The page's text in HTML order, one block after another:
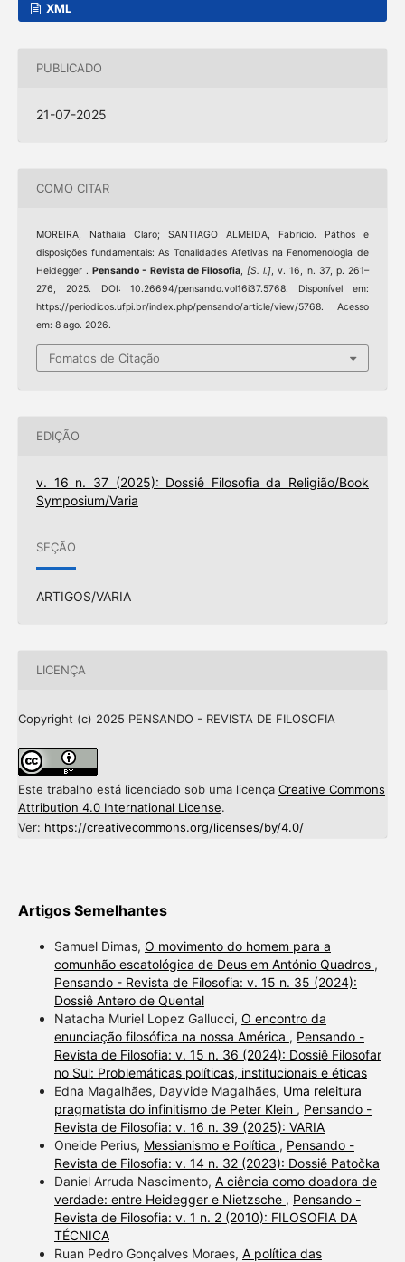
XML
PUBLICADO
21-07-2025
COMO CITAR
MOREIRA, Nathalia Claro; SANTIAGO ALMEIDA, Fabricio. Páthos e
disposições fundamentais: As Tonalidades Afetivas na Fenomenologia de
Heidegger .Pensando - Revista de Filosofia,[S. l.], v. 16, n. 37, p. 261–
276, 2025. DOI: 10.26694/pensando.vol16i37.5768. Disponível em:
https://periodicos.ufpi.br/index.php/pensando/article/view/5768. Acesso
em: 8 ago. 2026.
Fomatos de Citação
EDIÇÃO
v. 16 n. 37 (2025): Dossiê Filosofia da Religião/Book
Symposium/Varia
SEÇÃO
ARTIGOS/VARIA
LICENÇA
Copyright (c) 2025 PENSANDO - REVISTA DE FILOSOFIA
Este trabalho está licenciado sob uma licença Creative Commons
Attribution 4.0 International License.
Ver: https://creativecommons.org/licenses/by/4.0/
Artigos Semelhantes
Samuel Dimas, O movimento do homem para a
comunhão escatológica de Deus em António Quadros ,
Pensando - Revista de Filosofia: v. 15 n. 35 (2024):
Dossiê Antero de Quental
Natacha Muriel Lopez Gallucci, O encontro da
enunciação filosófica na nossa América , Pensando -
Revista de Filosofia: v. 15 n. 36 (2024): Dossiê Filosofar
no Sul: Problemáticas políticas, institucionais e éticas
Edna Magalhães, Dayvide Magalhães, Uma releitura
pragmatista do infinitismo de Peter Klein , Pensando -
Revista de Filosofia: v. 16 n. 39 (2025): VARIA
Oneide Perius, Messianismo e Política , Pensando -
Revista de Filosofia: v. 14 n. 32 (2023): Dossiê Patočka
Daniel Arruda Nascimento, A ciência como doadora de
verdade: entre Heidegger e Nietzsche , Pensando -
Revista de Filosofia: v. 1 n. 2 (2010): FILOSOFIA DA
TÉCNICA
Ruan Pedro Gonçalves Moraes, A política das